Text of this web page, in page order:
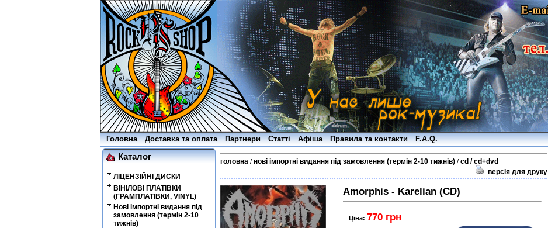
Головна Доставка та оплата Партнери Статті Афіша Правила та контакти F.A.Q.
Каталог
ЛІЦЕНЗІЙНІ ДИСКИ
ВІНІЛОВІ ПЛАТІВКИ
(ГРАМПЛАТІВКИ, VINYL)
Нові імпортні видання під
замовлення (термін 2-10
тижнів)
головна / нові імпортні видання під замовлення (термін 2-10 тижнів) / cd / cd+dvd
версія для друку
Amorphis - Karelian (CD)
Ціна: 770 грн